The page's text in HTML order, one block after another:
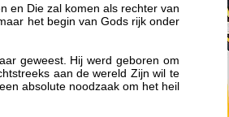
en Die zal komen als rechter van
het begin van Gods rijk onder
geweest. Hij werd geboren om
aan de wereld Zijn wil te
absolute noodzaak om het heil